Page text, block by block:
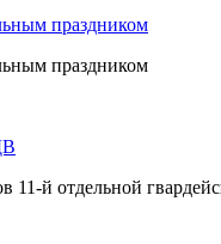
праздником
праздником
11-й отдельной